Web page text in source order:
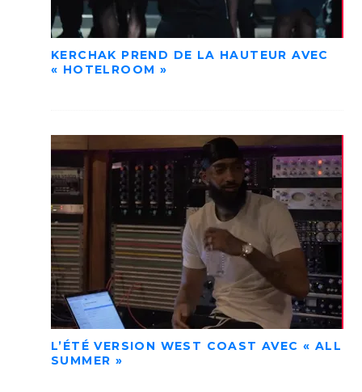
KERCHAK PREND DE LA HAUTEUR AVEC
« HOTELROOM »
L’ÉTÉ VERSION WEST COAST AVEC « ALL
SUMMER »